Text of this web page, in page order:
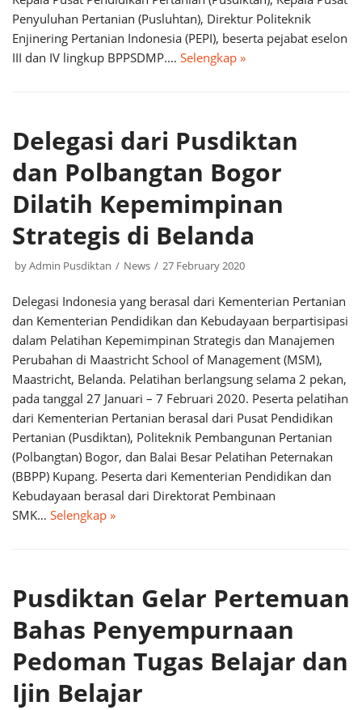
Penyuluhan Pertanian (Pusluhtan), Direktur Politeknik
Enjinering Pertanian Indonesia (PEPI), beserta pejabat eselon
III dan IV lingkup BPPSDMP.… Selengkap »
Delegasi dari Pusdiktan
dan Polbangtan Bogor
Dilatih Kepemimpinan
Strategis di Belanda
byAdmin Pusdiktan News 27 February 2020
Delegasi Indonesia yang berasal dari Kementerian Pertanian
dan Kementerian Pendidikan dan Kebudayaan berpartisipasi
dalam Pelatihan Kepemimpinan Strategis dan Manajemen
Perubahan di Maastricht School of Management (MSM),
Maastricht, Belanda. Pelatihan berlangsung selama 2 pekan,
pada tanggal 27 Januari – 7 Februari 2020. Peserta pelatihan
dari Kementerian Pertanian berasal dari Pusat Pendidikan
Pertanian (Pusdiktan), Politeknik Pembangunan Pertanian
(Polbangtan) Bogor, dan Balai Besar Pelatihan Peternakan
(BBPP) Kupang. Peserta dari Kementerian Pendidikan dan
Kebudayaan berasal dari Direktorat Pembinaan
SMK… Selengkap »
Pusdiktan Gelar Pertemuan
Bahas Penyempurnaan
Pedoman Tugas Belajar dan
Ijin Belajar